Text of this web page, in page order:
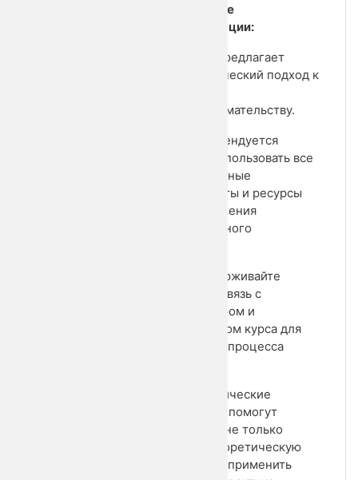
Финальные
рекомендации:
• Курс предлагает
систематический подход к
предпринимательству.
• Рекомендуется
активно использовать все
предложенные
инструменты и ресурсы
для достижения
максимального
• Поддерживайте
обратную связь с
инструктором и
сообществом курса для
улучшения процесса
Эти методические
материалы помогут
студентам не только
усвоить теоретическую
часть, но и применить